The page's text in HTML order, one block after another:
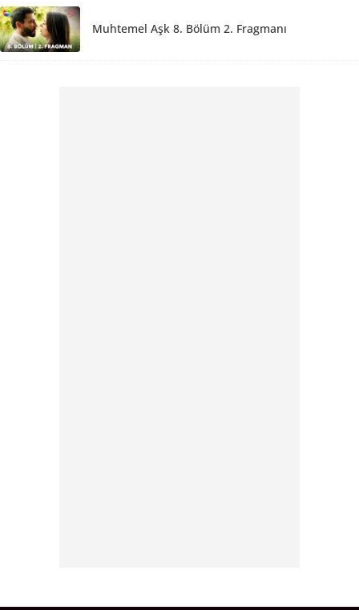
Muhtemel Aşk 8. Bölüm 2. Fragmanı